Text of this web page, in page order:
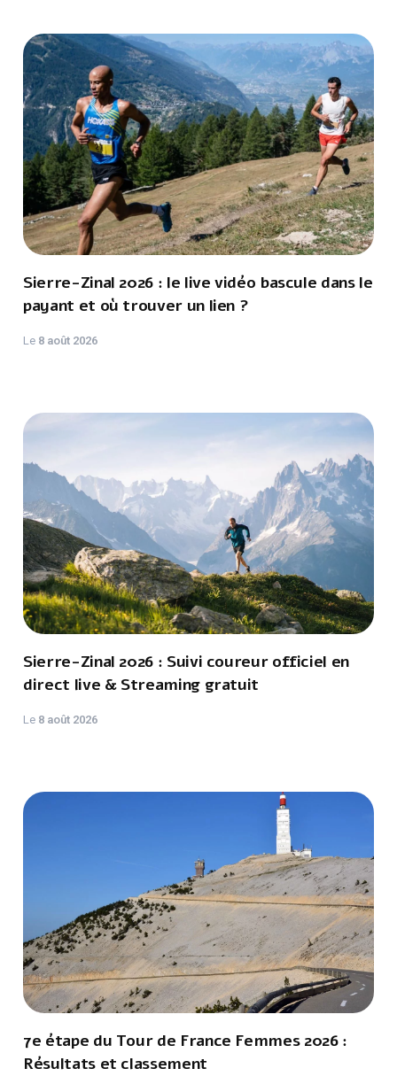
Sierre-Zinal 2026 : le live vidéo bascule dans le
payant et où trouver un lien ?
Le 8 août 2026
Sierre-Zinal 2026 : Suivi coureur officiel en
direct live & Streaming gratuit
Le 8 août 2026
7e étape du Tour de France Femmes 2026 :
Résultats et classement